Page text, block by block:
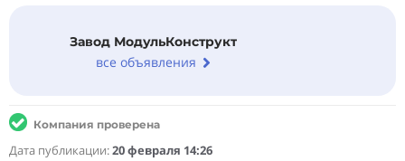
Завод МодульКонструкт
все объявления
Компания проверена
Дата публикации:20 февраля 14:26